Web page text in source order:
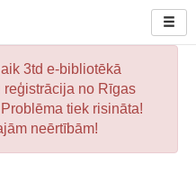
3td e-bibliotēkā
no Rīgas
tiek risināta!
neērtībām!